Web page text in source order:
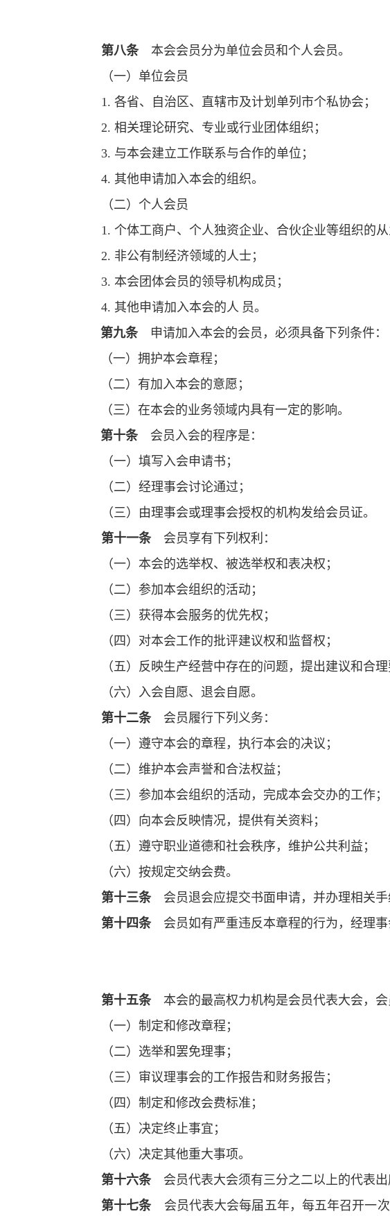
第八条
本会会员分为单位会员和个人会员。
（一）单位会员
1. 各省、自治区、直辖市及计划单列市个私协会；
2. 相关理论研究、专业或行业团体组织；
3. 与本会建立工作联系与合作的单位；
4. 其他申请加入本会的组织。
（二）个人会员
1. 个体工商户、个人独资企业、合伙企业等组织的从
2. 非公有制经济领域的人士；
3. 本会团体会员的领导机构成员；
4. 其他申请加入本会的人 员。
第九条
申请加入本会的会员，必须具备下列条件：
（一）拥护本会章程；
（二）有加入本会的意愿；
（三）在本会的业务领域内具有一定的影响。
第十条
会员入会的程序是：
（一）填写入会申请书；
（二）经理事会讨论通过；
（三）由理事会或理事会授权的机构发给会员证。
第十一条
会员享有下列权利：
（一）本会的选举权、被选举权和表决权；
（二）参加本会组织的活动；
（三）获得本会服务的优先权；
（四）对本会工作的批评建议权和监督权；
（五）反映生产经营中存在的问题，提出建议和合理
（六）入会自愿、退会自愿。
第十二条
会员履行下列义务：
（一）遵守本会的章程，执行本会的决议；
（二）维护本会声誉和合法权益；
（三）参加本会组织的活动，完成本会交办的工作；
（四）向本会反映情况，提供有关资料；
（五）遵守职业道德和社会秩序，维护公共利益；
（六）按规定交纳会费。
第十三条
会员退会应提交书面申请，并办理相关手
第十四条
会员如有严重违反本章程的行为，经理
第十五条
本会的最高权力机构是会员代表大会，会
（一）制定和修改章程；
（二）选举和罢免理事；
（三）审议理事会的工作报告和财务报告；
（四）制定和修改会费标准；
（五）决定终止事宜；
（六）决定其他重大事项。
第十六条
会员代表大会须有三分之二以上的代表
第十七条
会员代表大会每届五年，每五年召开一